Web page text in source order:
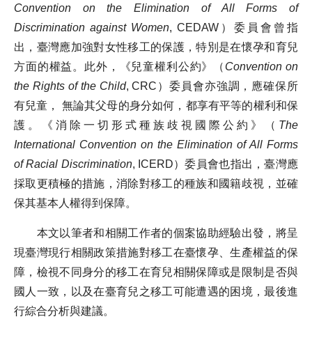
歷史文獻
投稿專區
Convention on the Elimination of All Forms of
Discrimination against Women, CEDAW）委員會曾指
出，臺灣應加強對女性移工的保護，特別是在懷孕和育兒
方面的權益。此外，《兒童權利公約》（ Convention on
the Rights of the Child, CRC）委員會亦強調，應確保所
有兒童， 無論其父母的身分如何，都享有平等的權利和保
護。《消除一切形式種族歧視國際公約》（ The
International Convention on the Elimination of All Forms
of Racial Discrimination, ICERD）委員會也指出，臺灣應
採取更積極的措施，消除對移工的種族和國籍歧視，並確
保其基本人權得到保障。
本文以筆者和相關工作者的個案協助經驗出發，將呈
現臺灣現行相關政策措施對移工在臺懷孕、生產權益的保
障，檢視不同身分的移工在育兒相關保障或是限制是否與
國人一致，以及在臺育兒之移工可能遭遇的困境，最後進
行綜合分析與建議。